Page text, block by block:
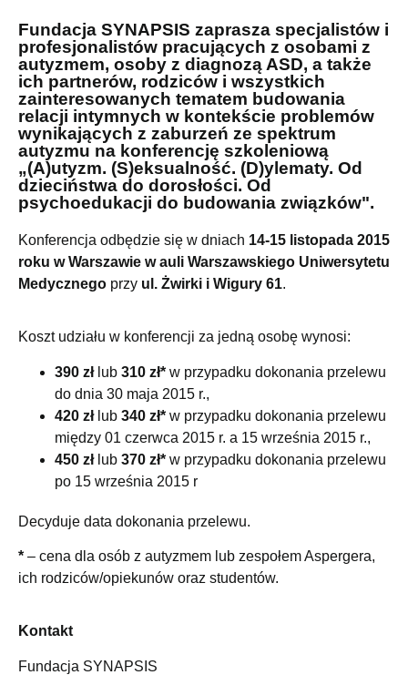
Fundacja SYNAPSIS zaprasza specjalistów i
profesjonalistów pracujących z osobami z
autyzmem, osoby z diagnozą ASD, a także
ich partnerów, rodziców i wszystkich
zainteresowanych tematem budowania
relacji intymnych w kontekście problemów
wynikających z zaburzeń ze spektrum
autyzmu na konferencję szkoleniową
„(A)utyzm. (S)eksualność. (D)ylematy. Od
dzieciństwa do dorosłości. Od
psychoedukacji do budowania związków".
Konferencja odbędzie się w dniach 14-15 listopada 2015
roku w Warszawie w auli Warszawskiego Uniwersytetu
Medycznego przy ul. Żwirki i Wigury 61.
Koszt udziału w konferencji za jedną osobę wynosi:
390 złlub 310 zł* w przypadku dokonania przelewu
do dnia 30 maja 2015 r.,
420 złlub 340 zł* w przypadku dokonania przelewu
między 01 czerwca 2015 r. a 15 września 2015 r.,
450 złlub 370 zł* w przypadku dokonania przelewu
po 15 września 2015 r
Decyduje data dokonania przelewu.
* – cena dla osób z autyzmem lub zespołem Aspergera,
ich rodziców/opiekunów oraz studentów.
Kontakt
Fundacja SYNAPSIS